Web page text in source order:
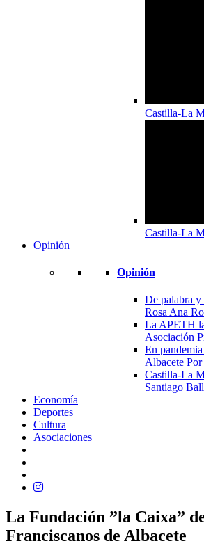
Castilla-La
Castilla-La
Opinión
Opinión
De palabra y
Rosa Ana
La APETH
Asociación
En
Albacete
Castilla-La
Santiago
Economía
Deportes
Cultura
Asociaciones
La Fundación ”la Caixa”
Franciscanos de Albacete